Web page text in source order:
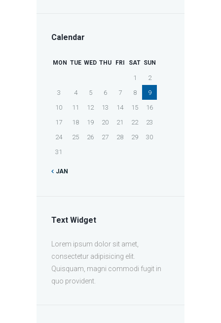
Calendar
MON TUE WED THU FRI SAT SUN
1
2
3
4 5 6 7 8
9
10
11 12 13 14 15
16
17
18 19 20 21 22
23
24
25 26 27 28 29
30
31
JAN
Text Widget
Lorem ipsum dolor sit amet,
consectetur adipisicing elit.
Quisquam, magni commodi fugit in
quo provident.